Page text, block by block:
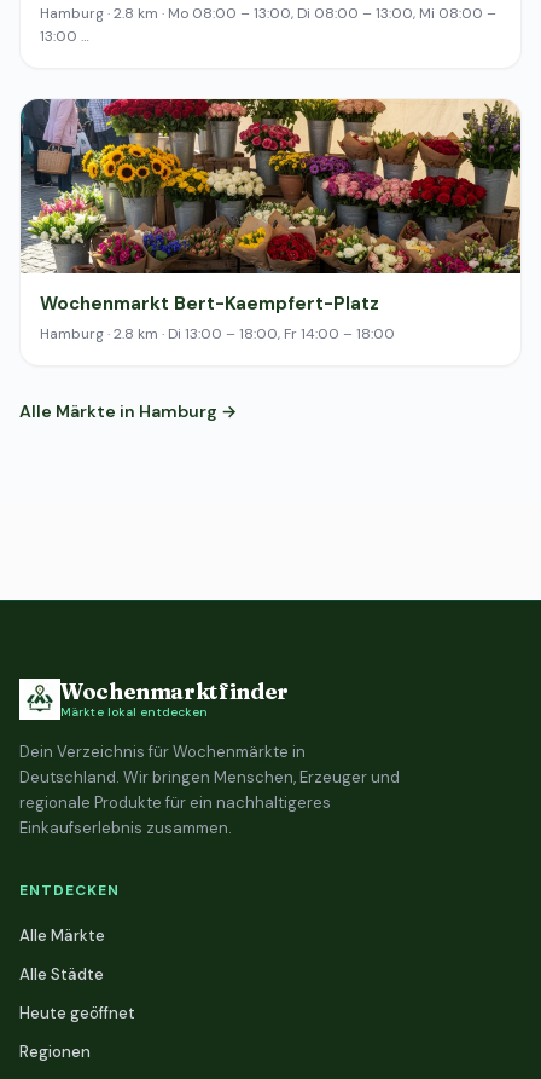
Hamburg · 2.8 km · Mo 08:00 – 13:00, Di 08:00 – 13:00, Mi 08:00 –
13:00 …
Wochenmarkt Bert-Kaempfert-Platz
Hamburg · 2.8 km · Di 13:00 – 18:00, Fr 14:00 – 18:00
Alle Märkte in Hamburg →
Wochenmarktfinder
Märkte lokal entdecken
Dein Verzeichnis für Wochenmärkte in
Deutschland. Wir bringen Menschen, Erzeuger und
regionale Produkte für ein nachhaltigeres
Einkaufserlebnis zusammen.
ENTDECKEN
Alle Märkte
Alle Städte
Heute geöffnet
Regionen